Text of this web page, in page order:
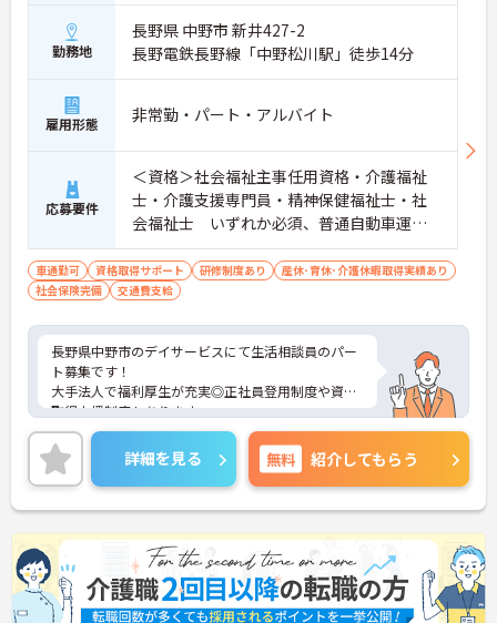
勤務地
長野県 中野市 新井427-2
長野電鉄長野線「中野松川駅」徒歩14分
雇用形態 非常勤・パート・アルバイト
応募要件
＜資格＞社会福祉主事任用資格・介護福祉
士・介護支援専門員・精神保健福祉士・社
会福祉士 いずれか必須、普通自動車運転
免許(AT限定可) 歓迎 ＜経験＞不問
車通勤可 資格取得サポート 研修制度あり
産休･育休･介護休暇取得実績あり
社会保険完備
交通費支給
長野県中野市のデイサービスにて生活相談員のパー
ト募集です！
大手法人で福利厚生が充実◎正社員登用制度や資格
取得支援制度もあります。
様々なライフステージにおいて勤務が続けられるよ
うな体制が整っています。
ご興味のある方には、面接対策ポイントなどさらに
詳細をお話いたしますので、お気軽にご相談くださ
い。
詳細を見る 無料 紹介してもらう